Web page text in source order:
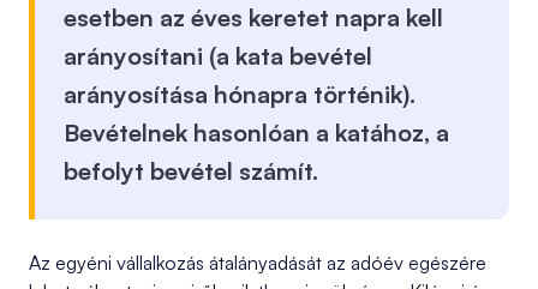
esetben az éves keretet napra kell
arányosítani (a kata bevétel
arányosítása hónapra történik).
Bevételnek hasonlóan a katához, a
befolyt bevétel számít.
Az egyéni vállalkozás átalányadását az adóév egészére